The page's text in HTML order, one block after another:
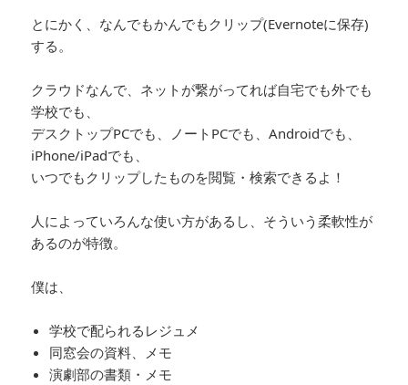
とにかく、なんでもかんでもクリップ(Evernoteに保存)
する。
クラウドなんで、ネットが繋がってれば自宅でも外でも
学校でも、
デスクトップPCでも、ノートPCでも、Androidでも、
iPhone/iPadでも、
いつでもクリップしたものを閲覧・検索できるよ！
人によっていろんな使い方があるし、そういう柔軟性が
あるのが特徴。
僕は、
学校で配られるレジュメ
同窓会の資料、メモ
演劇部の書類・メモ